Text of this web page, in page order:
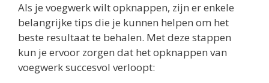
Als je voegwerk wilt opknappen, zijn er enkele
belangrijke tips die je kunnen helpen om het
beste resultaat te behalen. Met deze stappen
kun je ervoor zorgen dat het opknappen van
voegwerk succesvol verloopt: